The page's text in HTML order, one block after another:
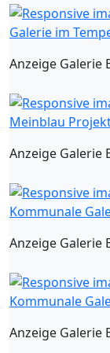
Galerie im
Anzeige Galerie
Meinblau
Anzeige Galerie
Kommunale
Anzeige Galerie
Kommunale
Anzeige Galerie